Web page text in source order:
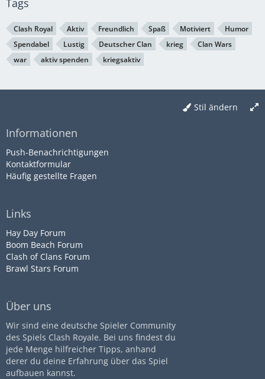
Tags
Clash Royal Aktiv Freundlich Spaß Motiviert
Humor
Spendabel
Lustig Deutscher Clan krieg
Clan Wars
war
aktiv spenden kriegsaktiv
Stil ändern
Informationen
Push-Benachrichtigungen
Kontaktformular
Häufig gestellte Fragen
Links
Hay Day Forum
Boom Beach Forum
Clash of Clans Forum
Brawl Stars Forum
Über uns
Wir sind eine deutsche Spieler Community
des Spiels Clash Royale. Bei uns findest du
jede Menge hilfreicher Tipps, anhand
derer du deine Erfahrung über das Spiel
aufbauen kannst.